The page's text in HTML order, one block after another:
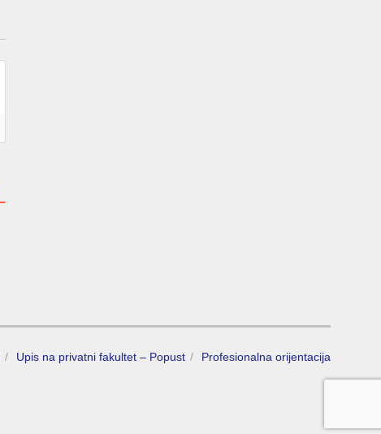
Upis na privatni fakultet – Popust Profesionalna orijentacija